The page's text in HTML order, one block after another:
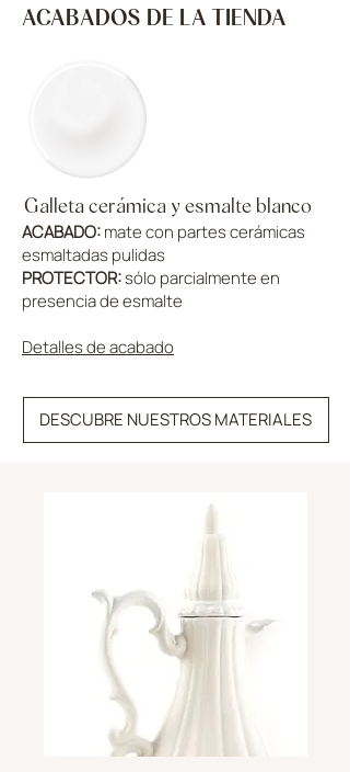
ACABADOS DE LA TIENDA
Galleta cerámica y esmalte blanco
ACABADO:mate con partes cerámicas
esmaltadas pulidas
PROTECTOR:sólo parcialmente en
presencia de esmalte
Detalles de acabado
DESCUBRE NUESTROS MATERIALES